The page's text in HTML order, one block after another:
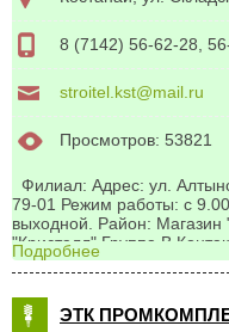
зернометатели
ЗЕРНА: зерносушилки,
8 (7142) 56-62-28,
stroitel.kst@mail.ru
Просмотров: 53821
Филиал: Адрес: ул.
79-01 Режим работы: с
выходной. Район: Магазин
"Кристалл" Группа В
наличии и под заказ на
для воды Картриджи в
Система теплого пола
Подробнее
ЭТК